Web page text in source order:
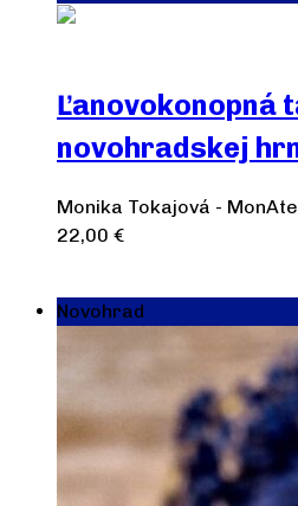
Ľanovokonopná
novohradskej
Monika Tokajová -
22,00 €
Novohrad